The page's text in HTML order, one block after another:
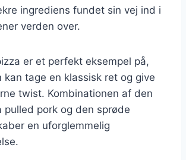
ingrediens fundet sin vej ind i
verden over.
er et perfekt eksempel på,
kan tage en klassisk ret og give
twist. Kombinationen af den
pulled pork og den sprøde
en uforglemmelig